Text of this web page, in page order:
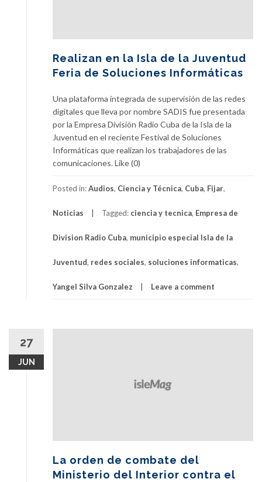
Realizan en la Isla de la Juventud
Feria de Soluciones Informáticas
Una plataforma integrada de supervisión de las redes
digitales que lleva por nombre SADIS fue presentada
por la Empresa División Radio Cuba de la Isla de la
Juventud en el reciente Festival de Soluciones
Informáticas que realizan los trabajadores de las
comunicaciones. Like (0)
Posted in:Audios, Ciencia y Técnica, Cuba, Fijar,
Noticias Tagged: ciencia y tecnica, Empresa de
Division Radio Cuba, municipio especial Isla de la
Juventud, redes sociales, soluciones informaticas,
Yangel Silva Gonzalez Leave a comment
27
JUN
La orden de combate del
Ministerio del Interior contra el